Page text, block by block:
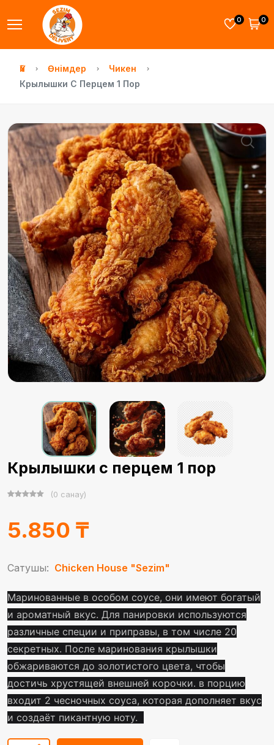
0 0
Үй Өнімдер
Чикен
Крылышки С Перцем 1 Пор
Крылышки с перцем 1 пор
(0 санау)
5.850 ₸
Сатушы: Chicken House "Sezim"
Маринованные в особом соусе, они имеют богатый
и ароматный вкус. Для панировки используются
различные специи и приправы, в том числе 20
секретных. После маринования крылышки
обжариваются до золотистого цвета, чтобы
достичь хрустящей внешней корочки. в порцию
входит 2 чесночных соуса, которая дополняет вкус
и создаёт пикантную ноту.